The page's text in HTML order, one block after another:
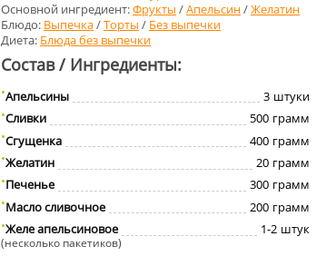
Основной ингредиент:Фрукты /Апельсин/Желатин
Блюдо: Выпечка/Торты / Без выпечки
Диета: Блюда без выпечки
Состав / Ингредиенты:
Апельсины 3 штуки
Сливки
500 грамм
Сгущенка
400 грамм
Желатин
20 грамм
Печенье
300 грамм
Масло сливочное
200 грамм
Желе апельсиновое
1-2 штук
(несколько пакетиков)